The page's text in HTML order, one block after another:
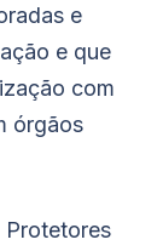
e
e que
com
órgãos
Protetores